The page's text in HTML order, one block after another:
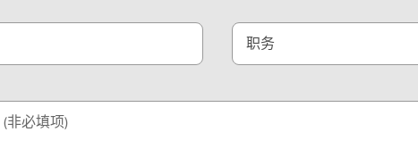
职务
(非必填项)